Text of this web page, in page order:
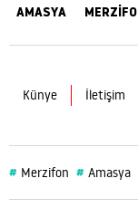
AMASYA
Künye İletişim
# Merzifon # Amasya